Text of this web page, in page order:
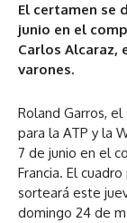
El certamen se
junio en el
Carlos Alcaraz,
varones.
Roland Garros,
para la ATP y la
7 de junio en el
Francia. El
sorteará este
domingo 24 de